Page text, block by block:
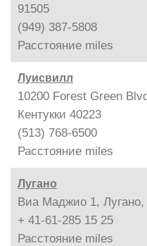
91505
(949) 387-5808
Расстояние miles
Луисвилл
10200 Forest Green
Кентукки 40223
(513) 768-6500
Расстояние miles
Лугано
Виа Маджио 1, Лугано,
+ 41-61-285 15 25
Расстояние miles